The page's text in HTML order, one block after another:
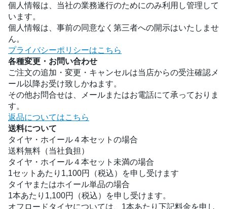
個人情報は、当社の業務遂行のためにのみ利用し管理して
います。
個人情報は、事前の同意なく第三者への開示はいたしませ
ん。
プライバシーポリシーはこちら
各種変更・お問い合わせ
ご注文の追加・変更・キャンセルは当店からの受注確認メ
ール以降お受け致しかねます。
その他お問合せは、メールまたはお電話にて承っておりま
す。
返品についてはこちら
送料について
タイヤ・ホイール４本セットの場合
送料無料（当社負担）
タイヤ・ホイール４本セット未満の場合
1セットあたり1,100円（税込）を申し受けます
タイヤまたはホイール単品の場合
1本あたり1,100円（税込）を申し受けます。
オフロードタイヤについては、1本あたり下記料金を申し